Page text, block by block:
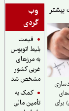
وب
گردی
قیمت
بلیط اتوبوس
به مرزهای
غربی کشور
مشخص شد
کمک به
تأمین مالی